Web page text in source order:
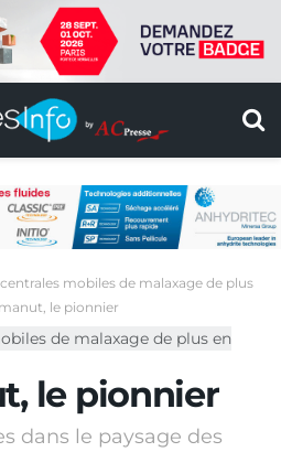
centrales mobiles de malaxage de plus
le pionnier
de malaxage de plus en
le pionnier
dans le paysage des